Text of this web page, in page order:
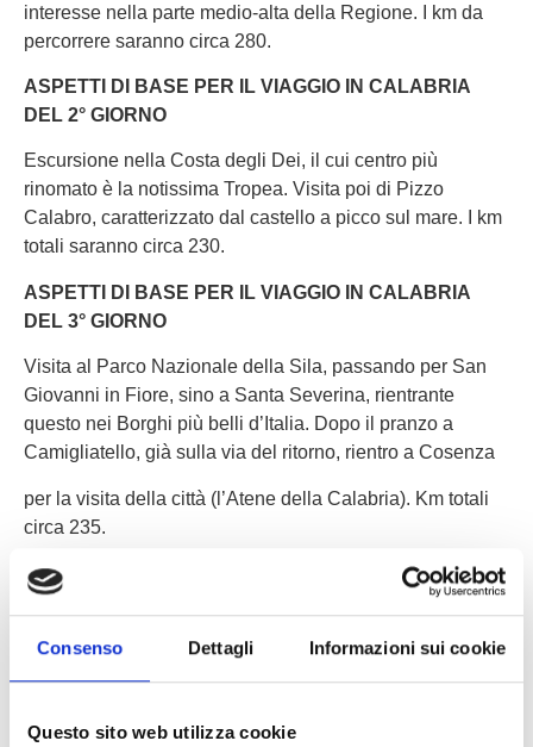
Consenso Dettagli Informazioni sui cookie
Questo sito web utilizza cookie
interesse nella parte medio-alta della Regione. I km da
percorrere saranno circa 280.
ASPETTI DI BASE PER IL VIAGGIO IN CALABRIA
DEL 2° GIORNO
Escursione nella Costa degli Dei, il cui centro più
rinomato è la notissima Tropea. Visita poi di Pizzo
Calabro, caratterizzato dal castello a picco sul mare. I km
totali saranno circa 230.
ASPETTI DI BASE PER IL VIAGGIO IN CALABRIA
DEL 3° GIORNO
Visita al Parco Nazionale della Sila, passando per San
Giovanni in Fiore, sino a Santa Severina, rientrante
questo nei Borghi più belli d’Italia. Dopo il pranzo a
Camigliatello, già sulla via del ritorno, rientro a Cosenza
per la visita della città (l’Atene della Calabria). Km totali
circa 235.
ASPETTI DI BASE PER IL VIAGGIO IN CALABRIA
DEL 4° GIORNO
Visite di Locri, caratterizzato da un’ampia area
Calabria. Km totali circa 275.